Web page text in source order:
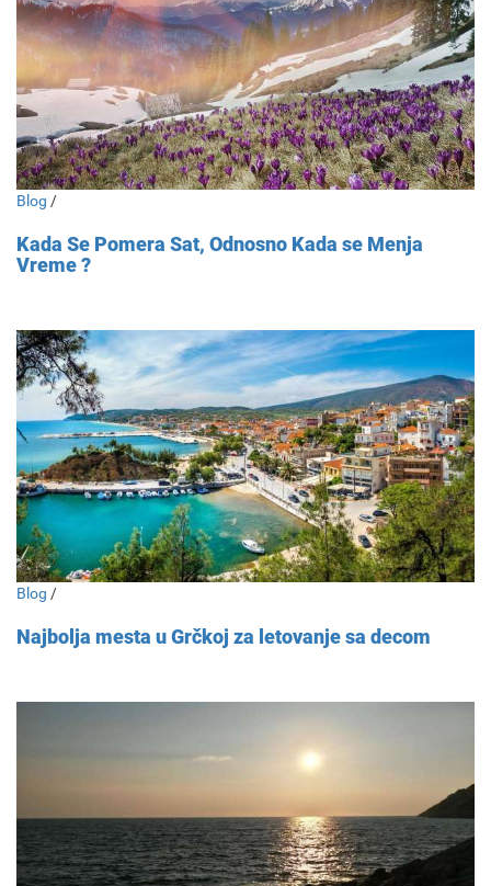
Blog /
Kada Se Pomera Sat, Odnosno Kada se Menja
Vreme ?
Blog /
Najbolja mesta u Grčkoj za letovanje sa decom